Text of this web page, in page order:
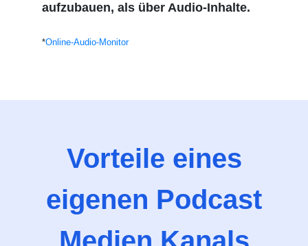
aufzubauen, als über Audio-Inhalte.
*Online-Audio-Monitor
Vorteile eines
eigenen Podcast